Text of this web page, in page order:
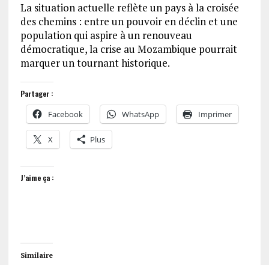
La situation actuelle reflète un pays à la croisée
des chemins : entre un pouvoir en déclin et une
population qui aspire à un renouveau
démocratique, la crise au Mozambique pourrait
marquer un tournant historique.
Partager :
Facebook WhatsApp Imprimer
X Plus
J’aime ça :
Similaire